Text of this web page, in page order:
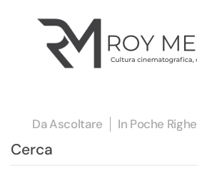
Da Ascoltare In Poche Righe